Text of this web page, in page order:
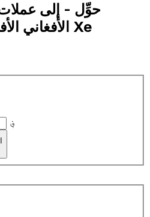
الأفغاني الأفغانستاني | إكس إي Xe
؋